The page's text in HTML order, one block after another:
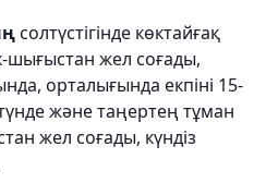
солтүстігінде көктайғақ
шығыстан жел соғады,
орталығында екпіні 15-
және таңертең тұман
жел соғады, күндіз